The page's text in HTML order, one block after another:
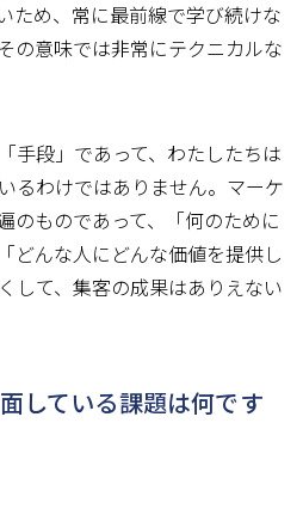
ため、常に最前線で学び続けな
の意味では非常にテクニカルな
手段」であって、わたしたちは
るわけではありません。マーケ
のものであって、「何のために
どんな人にどんな価値を提供し
して、集客の成果はありえない
している課題は何です